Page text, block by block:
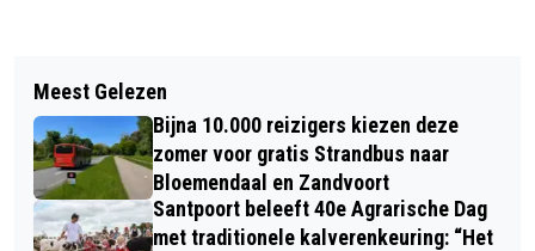
HAANTJE TERUG OP DE
BAKENESSERTOREN
'COME FLY WITH ME' NAAR
VAKANTIEDROMEN 2025: ZONDAG 12
JANUARI NOG SEATS BESCHIKBAAR
OP DE UTRECHTSE VAKANTIEBEURS
Meest Gelezen
Bijna 10.000 reizigers kiezen deze
zomer voor gratis Strandbus naar
Bloemendaal en Zandvoort
Santpoort beleeft 40e Agrarische Dag
met traditionele kalverenkeuring: “Het